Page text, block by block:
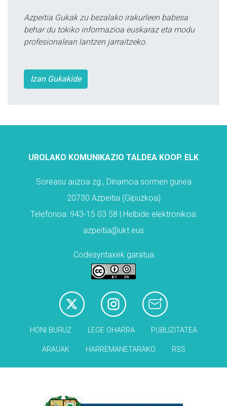
Azpeitia Gukak zu bezalako irakurleen babesa
behar du tokiko informazioa euskaraz eta modu
profesionalean lantzen jarraitzeko.
Izan Gukakide
UROLAKO KOMUNIKAZIO TALDEA KOOP. ELK
Soreasu auzoa zg., Dinamoa sormen gunea
20730 Azpeitia (Gipuzkoa)
Telefonoa: 943-15 03 58 | Helbide elektronikoa:
azpeitia@ukt.eus
Codesyntaxek garatua
HONI BURUZ LEGE OHARRA PUBLIZITATEA
ARAUAK HARREMANETARAKO RSS